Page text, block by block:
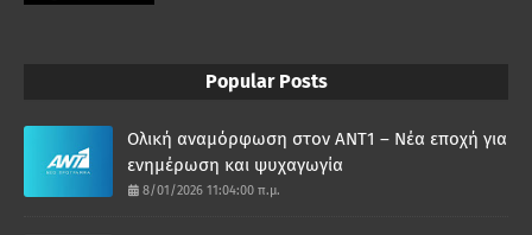
Popular Posts
Ολική αναμόρφωση στον ΑΝΤ1 – Νέα εποχή για
ενημέρωση και ψυχαγωγία
8/01/2026 11:04:00 π.μ.